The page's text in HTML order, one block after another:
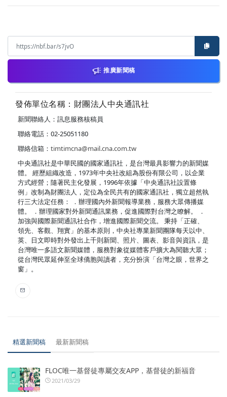
推廣新聞稿
發佈單位名稱：財團法人中央通訊社
新聞聯絡人：訊息服務核稿員
聯絡電話：02-25051180
聯絡信箱： timtimcna@mail.cna.com.tw
中央通訊社是中華民國的國家通訊社，是台灣最具影響力的新聞媒
體。 經歷組織改造，1973年中央社改組為股份有限公司，以企業
方式經營；隨著民主化發展，1996年依據「中央通訊社設置條
例」改制為財團法人，定位為全民共有的國家通訊社，獨立超然執
行三大法定任務： ．辦理國內外新聞報導業務，服務大眾傳播媒
體。 ．辦理國家對外新聞通訊業務，促進國際對台灣之瞭解。 ．
加強與國際新聞通訊社合作，增進國際新聞交流。 秉持「正確、
領先、客觀、翔實」的基本原則，中央社專業新聞團隊每天以中、
英、日文即時對外發出上千則新聞、照片、圖表、影音與資訊，是
台灣唯一多語文新聞媒體，服務對象從媒體客戶擴大為閱聽大眾；
從台灣民眾延伸至全球僑胞與讀者，充分扮演「台灣之眼，世界之
窗」。
精選新聞稿 最新新聞稿
FLOC唯一基督徒專屬交友APP，基督徒的新福音
2021/03/29